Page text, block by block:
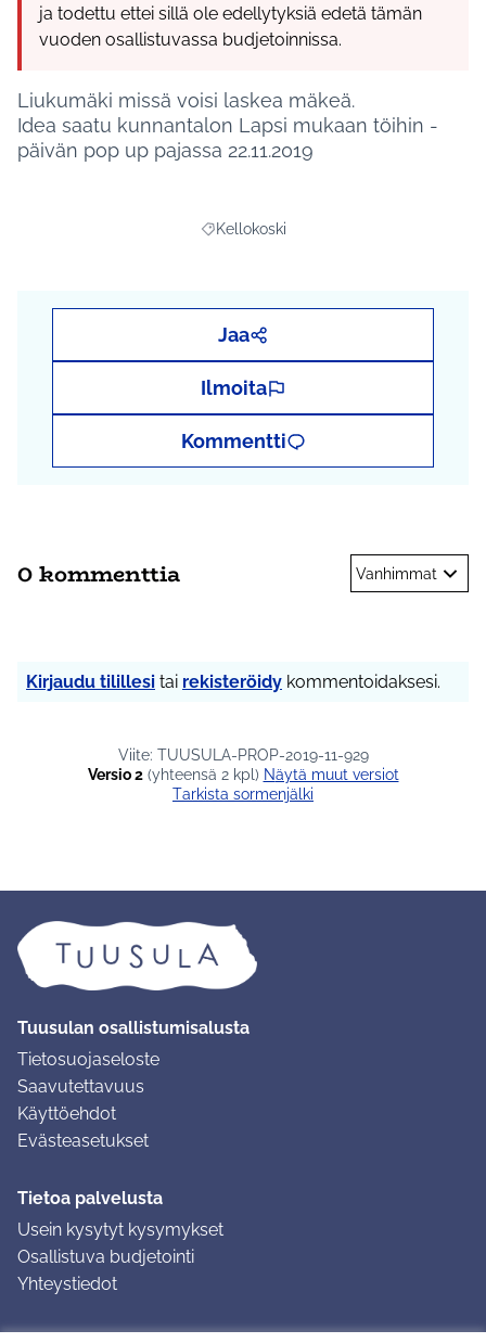
ja todettu ettei sillä ole edellytyksiä edetä tämän
vuoden osallistuvassa budjetoinnissa.
Liukumäki missä voisi laskea mäkeä.
Idea saatu kunnantalon Lapsi mukaan töihin -
päivän pop up pajassa 22.11.2019
Rajaa tulokset aihepiirin mukaan:
Kellokoski
Jaa
Ilmoita
Kommentti
0 kommenttia Vanhimmat
Kirjaudu tilillesi tai rekisteröidy kommentoidaksesi.
Viite: TUUSULA-PROP-2019-11-929
Versio 2(yhteensä 2 kpl)
näytä muut versiot
Tarkista sormenjälki
Tuusulan osallistumisalusta
Tietosuojaseloste
Saavutettavuus
Käyttöehdot
Evästeasetukset
Tietoa palvelusta
Usein kysytyt kysymykset
Osallistuva budjetointi
Yhteystiedot